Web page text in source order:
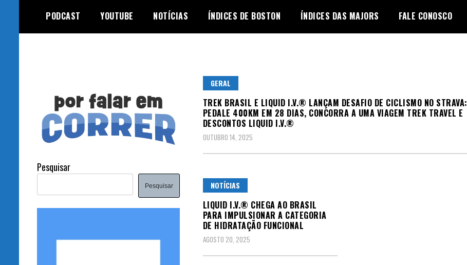
content
PODCAST YOUTUBE NOTÍCIAS ÍNDICES DE BOSTON ÍNDICES DAS MAJORS FALE CONOSCO
GERAL
TREK BRASIL E LIQUID I.V.® LANÇAM DESAFIO DE CICLISMO NO STRAVA:
PEDALE 400KM EM 28 DIAS, CONCORRA A UMA VIAGEM TREK TRAVEL E
DESCONTOS LIQUID I.V.®
OUTUBRO 14, 2025
NOTÍCIAS
LIQUID I.V.® CHEGA AO BRASIL
PARA IMPULSIONAR A CATEGORIA
DE HIDRATAÇÃO FUNCIONAL
AGOSTO 20, 2025
Pesquisar
Pesquisar